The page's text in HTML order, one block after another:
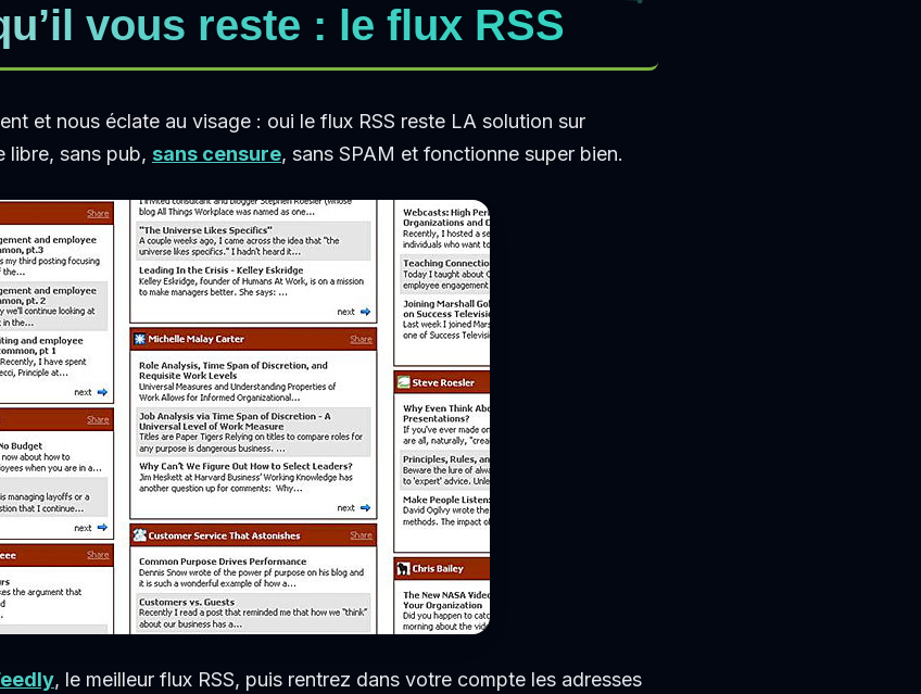
vous reste : le flux RSS
et nous éclate au visage : oui le flux RSS reste LA solution sur
libre, sans pub, sans censure, sans SPAM et fonctionne super bien.
, le meilleur flux RSS, puis rentrez dans votre compte les adresses